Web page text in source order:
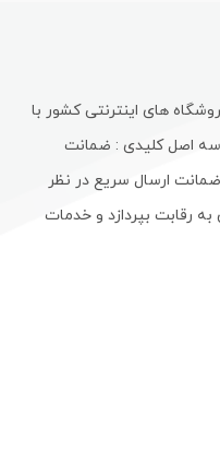
های اینترنتی کشور با
سه اصل کلیدی : ضمانت
ارسال سریع در نظر
به رقابت بپردازد و خدمات